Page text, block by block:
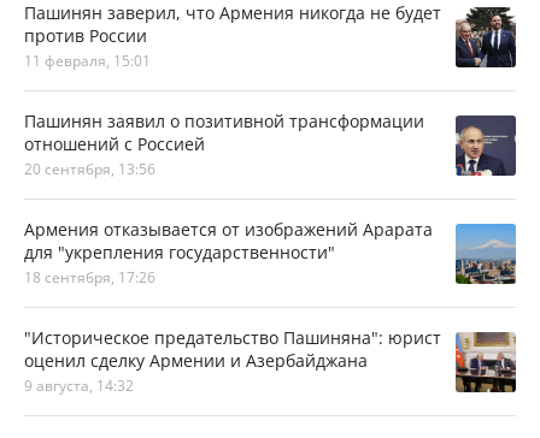
Пашинян заверил, что Армения никогда не будет
против России
11 февраля, 15:01
Пашинян заявил о позитивной трансформации
отношений с Россией
20 сентября, 13:56
Армения отказывается от изображений Арарата
для "укрепления государственности"
18 сентября, 17:26
"Историческое предательство Пашиняна": юрист
оценил сделку Армении и Азербайджана
9 августа, 14:32